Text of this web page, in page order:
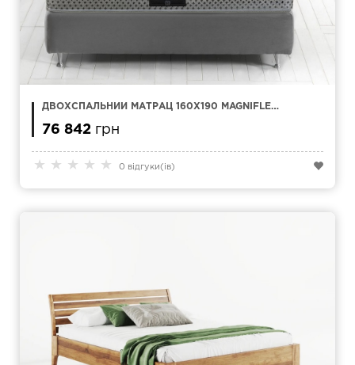
★ ★ ★ ★ ★ 0 відгуки(ів)
ДВОХСПАЛЬНИЙ МАТРАЦ 160Х190 MAGNIFLEX
76 842 грн